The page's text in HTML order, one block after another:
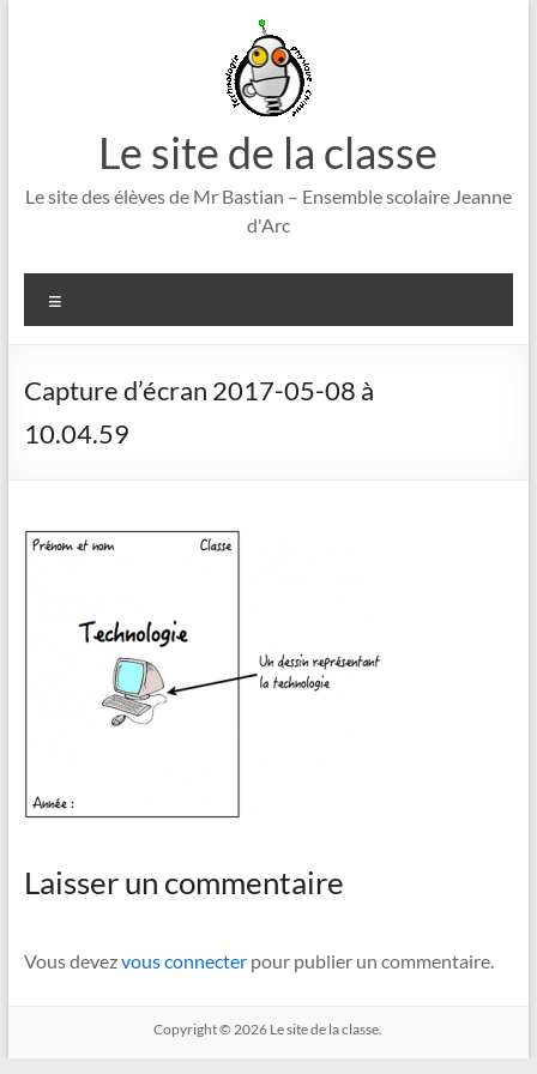
Le site de la classe
Le site des élèves de Mr Bastian – Ensemble scolaire Jeanne
d'Arc
Capture d’écran 2017-05-08 à
10.04.59
Laisser un commentaire
Vous devezvous connecterpour publier un commentaire.
Copyright © 2026 Le site de la classe.